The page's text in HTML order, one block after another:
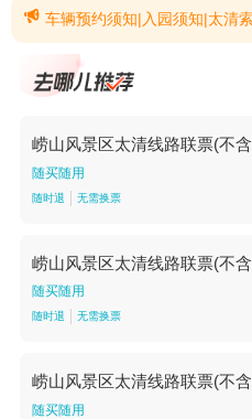
 车辆预约须知|入园须知|太清索道暂停运行【车辆预约须知】崂山风景区旅游专用路仰口至垭口区间有7个村庄、近万名居民，因道路狭窄、坡陡弯多，通行能力有限。该区间是进出景区东线村庄的道路，兼具旅游服务和交通服务功能。在确保景区道路交通安全、有序、畅通前提下，为进入村庄的车辆提供通行便利，依据《中华人民
崂山风景区太清线路联票(不
随买随用
随时退 无需换票
崂山风景区太清线路联票(不
随买随用
随时退 无需换票
崂山风景区太清线路联票(不
随买随用